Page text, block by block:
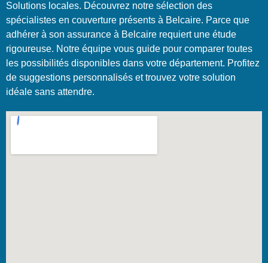
Solutions locales. Découvrez notre sélection des
spécialistes en couverture présents à Belcaire. Parce que
adhérer à son assurance à Belcaire requiert une étude
rigoureuse. Notre équipe vous guide pour comparer toutes
les possibilités disponibles dans votre département. Profitez
de suggestions personnalisés et trouvez votre solution
idéale sans attendre.